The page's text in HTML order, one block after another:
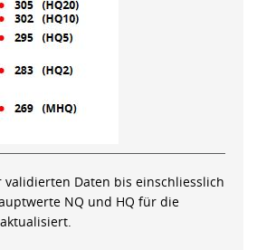
validierten Daten bis einschliesslich
NQ und HQ für die